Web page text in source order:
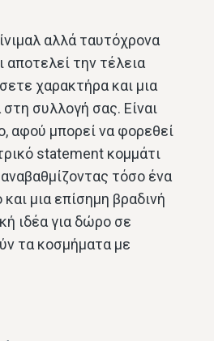
αλλά ταυτόχρονα
αποτελεί την τέλεια
χαρακτήρα και μια
συλλογή σας. Είναι
αφού μπορεί να φορεθεί
statement κομμάτι
τόσο ένα
μια επίσημη βραδινή
ιδέα για δώρο σε
τα κοσμήματα με